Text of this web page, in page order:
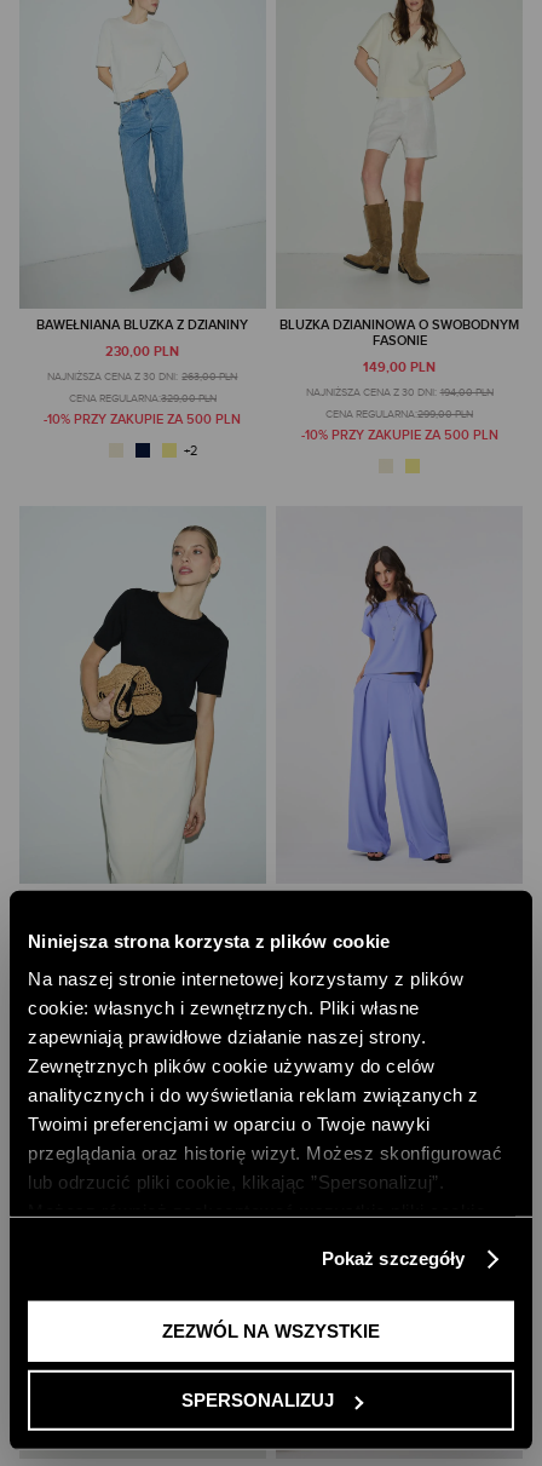
Niniejsza strona korzysta z plików cookie
Na naszej stronie internetowej korzystamy z plików
cookie: własnych i zewnętrznych. Pliki własne
zapewniają prawidłowe działanie naszej strony.
Zewnętrznych plików cookie używamy do celów
analitycznych i do wyświetlania reklam związanych z
Twoimi preferencjami w oparciu o Twoje nawyki
przeglądania oraz historię wizyt. Możesz skonfigurować
lub odrzucić pliki cookie, klikając ”Spersonalizuj”.
Polityce Prywatności
Pokaż szczegóły
ZEZWÓL NA WSZYSTKIE
SPERSONALIZUJ
BAWEŁNIANA BLUZKA Z DZIANINY
230,00 PLN
NAJNIŻSZA CENA Z 30 DNI: 263,00 PLN
CENA REGULARNA:329,00 PLN
-10% PRZY ZAKUPIE ZA 500 PLN
BLUZKA DZIANINOWA O SWOBODNYM
FASONIE
149,00 PLN
NAJNIŻSZA CENA Z 30 DNI: 194,00 PLN
CENA REGULARNA:299,00 PLN
-10% PRZY ZAKUPIE ZA 500 PLN
223,00 PLN
CENA REGULARNA:279,00 PLN
-10% PRZY ZAKUPIE ZA 500 PLN
NAJNIŻSZA CENA Z 30 DNI:
CENA REGULARNA:449,00 PLN